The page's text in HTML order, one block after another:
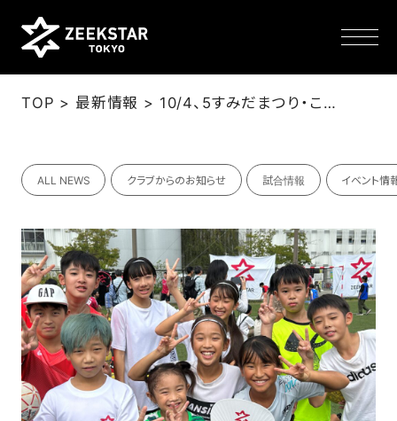
NEWS
TEAM
SCHEDULE
TICKET
ホーム戦一覧
TOP > 最新情報 > 10/4、5すみだまつり・こどもまつりに参加！（10/3更新）
ALL NEWS クラブからのお知らせ 試合情報 イベント情